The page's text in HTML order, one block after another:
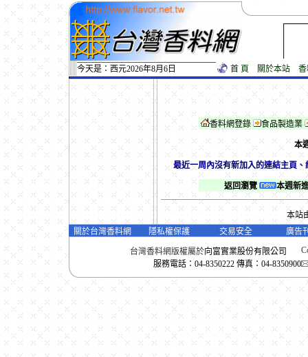
今天是：西元2026年8月6日 首 頁 關於本站
香料網登錄 食品製造業
本
最近一周內沒有新加入的連結主頁、
返回瀏覽 本週新
本站
關於台灣香料網
隱私權保護 交易安全 廣告
台灣香料網版權屬於向富實業股份有限公司
服務電話：04-8350222 傳真：04-8350900